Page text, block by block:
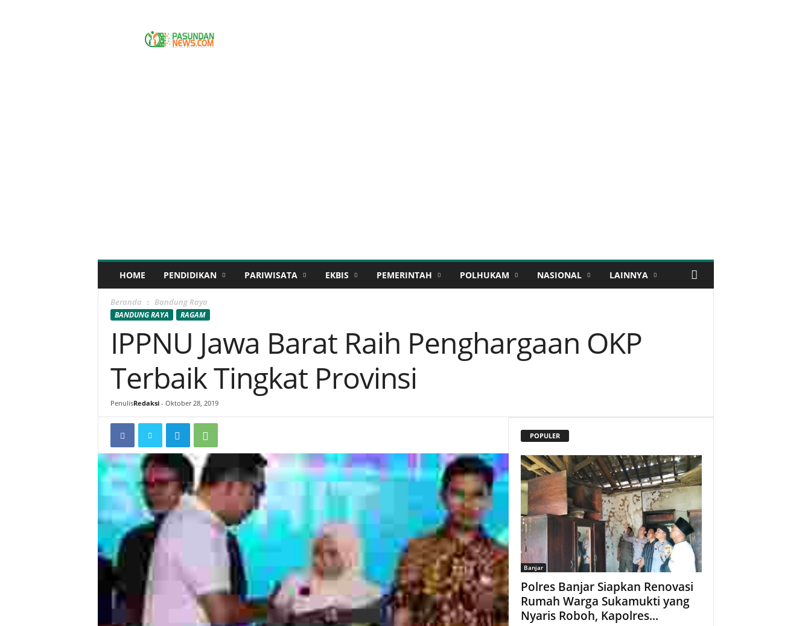
HOME PENDIDIKAN PARIWISATA EKBIS PEMERINTAH POLHUKAM NASIONAL LAINNYA
Beranda Bandung Raya
BANDUNG RAYA RAGAM
IPPNU Jawa Barat Raih Penghargaan OKP
Terbaik Tingkat Provinsi
PenulisRedaksi- Oktober 28, 2019
POPULER
Banjar
Polres Banjar Siapkan Renovasi
Rumah Warga Sukamukti yang
Nyaris Roboh, Kapolres...